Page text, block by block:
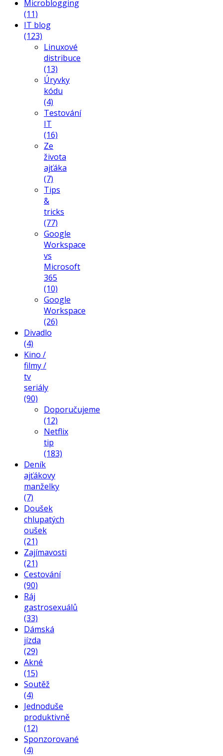
Microblogging
(11)
IT blog
(123)
Linuxové
distribuce
(13)
Úryvky
kódu
(4)
Testování
IT
(16)
Ze
života
ajťáka
(7)
Tips
&
tricks
(77)
Google
Workspace
vs
Microsoft
365
(10)
Google
Workspace
(26)
Divadlo
(4)
Kino /
filmy /
tv
seriály
(90)
Doporučujeme
(12)
Netflix
tip
(183)
Deník
ajťákovy
manželky
(7)
Doušek
chlupatých
oušek
(21)
Zajímavosti
(21)
Cestování
(90)
Ráj
gastrosexuálů
(33)
Dámská
jízda
(29)
Akné
(15)
Soutěž
(4)
Jednoduše
produktivně
(12)
Sponzorované
(4)